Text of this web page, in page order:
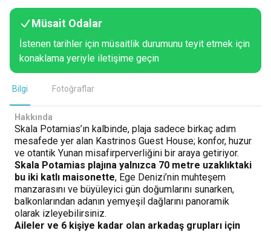
Müsait Odalar
İstenen tarihler için müsaitlik durumunu teyit etmek için
konaklama yeriyle iletişime geçin
Bilgi Fotoğraflar
Hakkında
Skala Potamias’ın kalbinde, plaja sadece birkaç adım
mesafede yer alan Kastrinos Guest House; konfor, huzur
ve otantik Yunan misafirperverliğini bir araya getiriyor.
Skala Potamias plajına yalnızca 70 metre uzaklıktaki
bu iki katlı maisonette, Ege Denizi’nin muhteşem
manzarasını ve büyüleyici gün doğumlarını sunarken,
balkonlarından adanın yemyeşil dağlarını panoramik
olarak izleyebilirsiniz.
Aileler ve 6 kişiye kadar olan arkadaş grupları için